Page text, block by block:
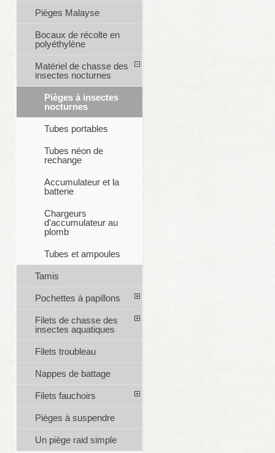
Pièges Malayse
Bocaux de récolte en
polyéthylène
Matériel de chasse des
insectes nocturnes
Pièges à insectes
nocturnes
Tubes portables
Tubes néon de
rechange
Accumulateur et la
batterie
Chargeurs
d'accumulateur au
plomb
Tubes et ampoules
Tamis
Pochettes à papillons
Filets de chasse des
insectes aquatiques
Filets troubleau
Nappes de battage
Filets fauchoirs
Pièges à suspendre
Un piège raid simple